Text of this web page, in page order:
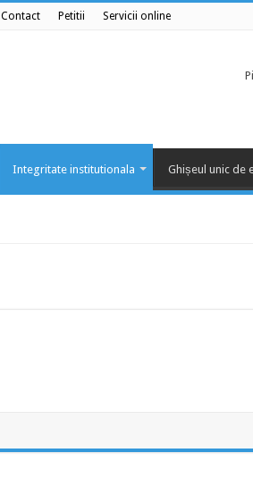
Contact Petitii Servicii online
Integritate institutionala Ghișeul unic de